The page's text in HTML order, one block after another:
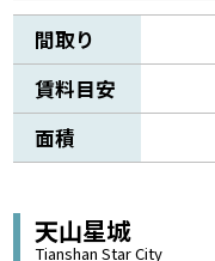
間取り
賃料目安
面積
天山星城
Tianshan Star City